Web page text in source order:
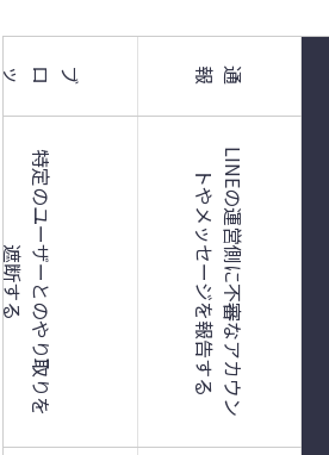
通報
L
I
N
E
の
運
営
側
に
不
審
な
ア
カ
ウ
ン
トや
メ
ッ
セ
ー
ジ
を
報
告
す
る
特
定
の
ユ
ー
ザー
と
の
や
り
取
り
を
遮断
す
る